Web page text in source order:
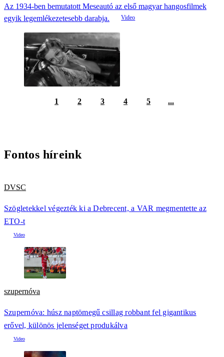
Az 1934-ben bemutatott Meseautó az első magyar hangosfilmek
egyik legemlékezetesebb darabja.
1 2 3 4 5 ...
Fontos híreink
DVSC
Szögletekkel végezték ki a Debrecent, a VAR megmentette az
ETO-t
szupernóva
Szupernóva: húsz naptömegű csillag robbant fel gigantikus
erővel, különös jelenséget produkálva